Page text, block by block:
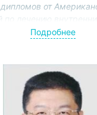
от
по лечению
онкологии,
Подробнее